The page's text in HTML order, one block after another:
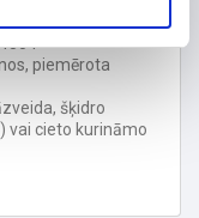
piemērota
šķidro
vai cieto kurināmo